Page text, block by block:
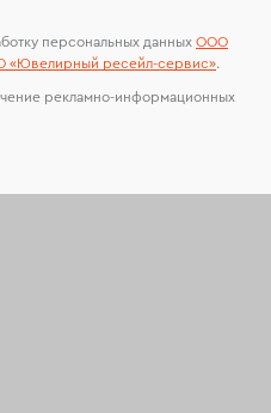
персональных данных ООО
«Ювелирный ресейл-сервиc».
рекламно-информационных